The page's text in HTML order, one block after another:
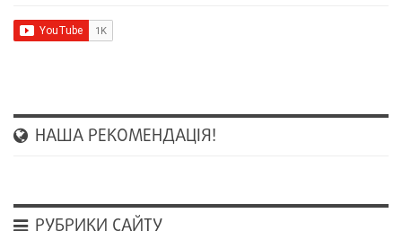
НАША РЕКОМЕНДАЦІЯ!